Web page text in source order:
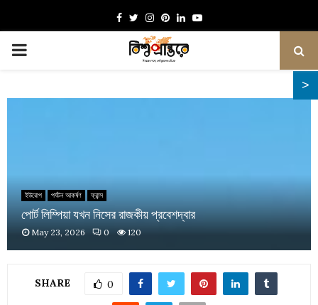
Facebook
TwitterInstagram
Pinterest
LinkedinYoutube
PRIMARY
ইউরোপ পর্যটন আকর্ষণ ফ্রান্স
পোর্ট লিম্পিয়া যখন নিসের রাজকীয় প্রবেশদ্বার
May 23, 2026 0 120
SHARE 0